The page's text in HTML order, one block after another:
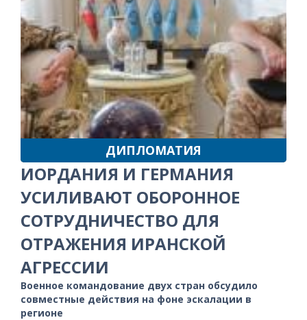
ДИПЛОМАТИЯ
ИОРДАНИЯ И ГЕРМАНИЯ
УСИЛИВАЮТ ОБОРОННОЕ
СОТРУДНИЧЕСТВО ДЛЯ
ОТРАЖЕНИЯ ИРАНСКОЙ
АГРЕССИИ
Военное командование двух стран обсудило
совместные действия на фоне эскалации в
регионе